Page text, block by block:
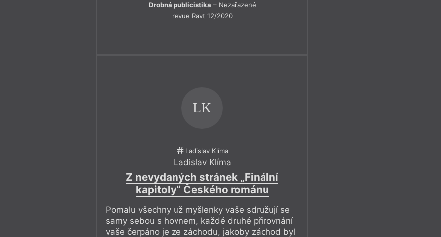
Drobná publicistika – Nezařazené
revue Ravt 12/2020
LK
Ladislav Klíma
Ladislav Klíma
Z nevydaných stránek „Finální
kapitoly“ Českého románu
Pomalu všechny už myšlenky vaše sdružují se
samy sebou s hovnem, každé druhé přirovnání
vaše čerpáno je ze záchodu, jakoby záchod byl